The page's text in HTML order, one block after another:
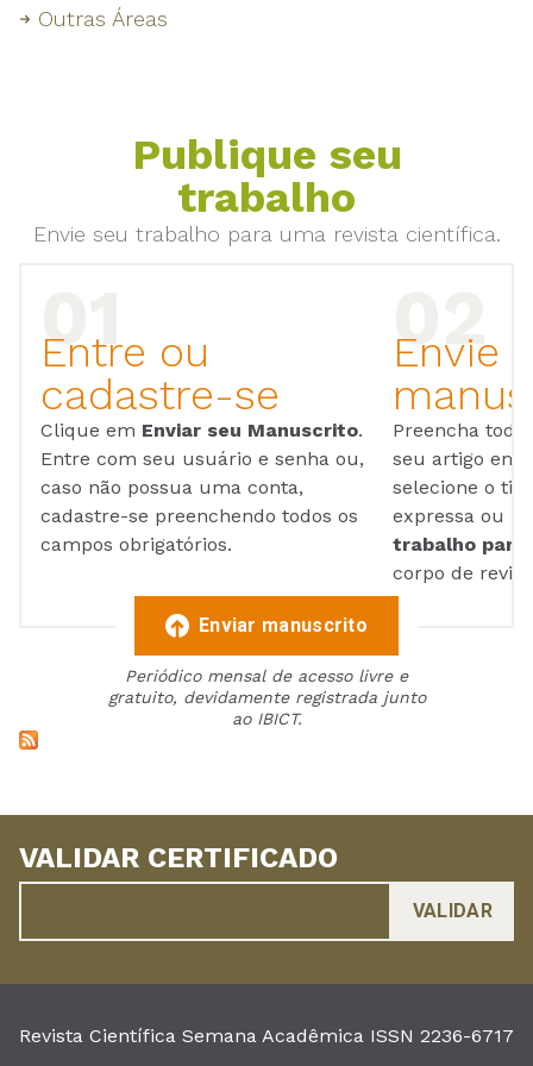
Outras Áreas
Publique seu
trabalho
Envie seu trabalho para uma revista científica.
Entre ou
cadastre-se
Clique em Enviar seu Manuscrito.
Entre com seu usuário e senha ou,
caso não possua uma conta,
cadastre-se preenchendo todos os
campos obrigatórios.
Envie
Preencha
seu artigo em
selecione o
expressa ou
trabalho para
corpo de
Enviar manuscrito
Periódico mensal de acesso livre e
gratuito, devidamente registrada junto
ao IBICT.
VALIDAR CERTIFICADO
Revista Científica Semana Acadêmica ISSN 2236-6717